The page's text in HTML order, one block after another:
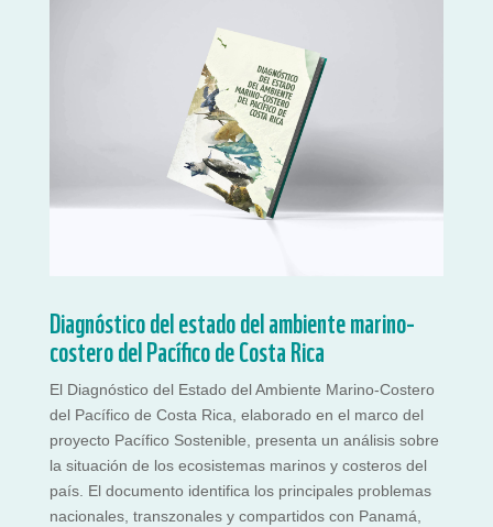
Diagnóstico del estado del ambiente marino-
costero del Pacífico de Costa Rica
El Diagnóstico del Estado del Ambiente Marino-Costero
del Pacífico de Costa Rica, elaborado en el marco del
proyecto Pacífico Sostenible, presenta un análisis sobre
la situación de los ecosistemas marinos y costeros del
país. El documento identifica los principales problemas
nacionales, transzonales y compartidos con Panamá,